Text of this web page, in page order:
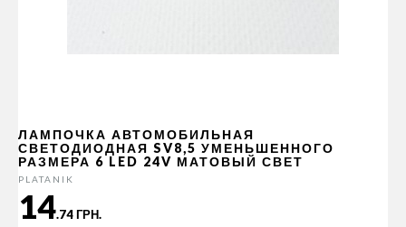
ЛАМПОЧКА АВТОМОБИЛЬНАЯ
СВЕТОДИОДНАЯ SV8,5 УМЕНЬШЕННОГО
РАЗМЕРА 6 LED 24V МАТОВЫЙ СВЕТ
PLATANIK
14.74 ГРН.